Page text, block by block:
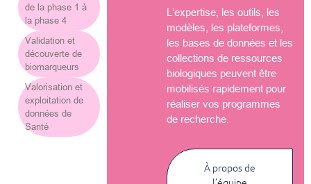
de la phase 1 à
la phase 4
Validation et
découverte de
biomarqueurs
Valorisation et
exploitation de
données de
Santé
L’expertise, les outils, les
modèles, les plateformes,
les bases de données et les
collections de ressources
biologiques peuvent être
mobilisés rapidement pour
réaliser vos programmes
de recherche.
À propos de